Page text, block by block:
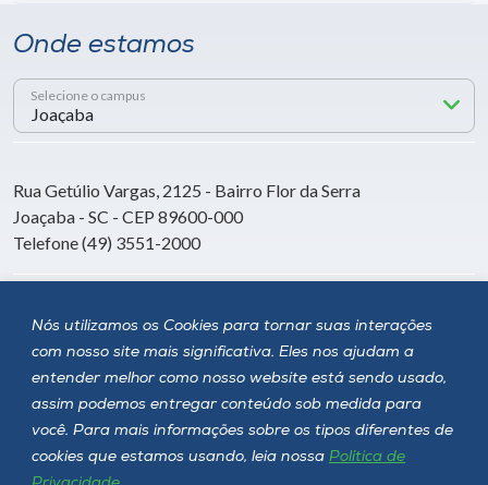
Nós utilizamos os Cookies para tornar suas interações
com nosso site mais significativa. Eles nos ajudam a
entender melhor como nosso website está sendo usado,
assim podemos entregar conteúdo sob medida para
você. Para mais informações sobre os tipos diferentes de
cookies que estamos usando, leia nossa Política de
Onde estamos
Selecione o campus
Rua Getúlio Vargas, 2125 - Bairro Flor da Serra
Joaçaba - SC - CEP 89600-000
Telefone (49) 3551-2000
Siga a Unoesc